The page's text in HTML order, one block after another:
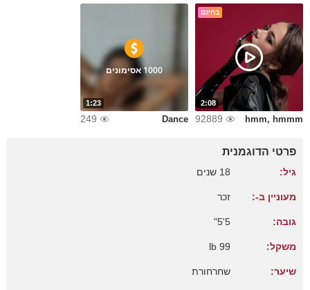
בחינם
2:08
hmm, hmmm
92889
1:23
1000 אסימונים
Dance
249
פרטי הדוגמנית
גיל: 18 שנים
מעוניין ב-: זכר
גובה: 5'5"
משקל: 99 lb
שיער: שחרחורת